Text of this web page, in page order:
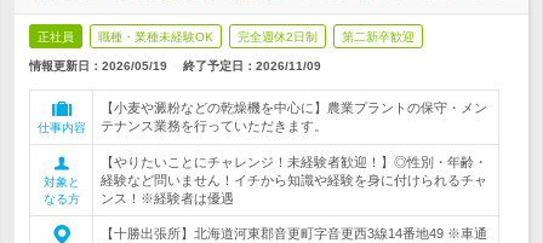
正社員 職種・業種未経験OK 完全週休2日制 第二新卒歓迎
情報更新日：2026/05/19 終了予定日： 2026/11/09
仕事内容
【小麦や澱粉などの乾燥機を中心に】農業プラントの保守・メン
テナンス業務を行っていただきます。
対象と
なる方
【やりたいことにチャレンジ！未経験者歓迎！】◎性別・年齢・
経験など問いません！イチから知識や経験を身に付けられるチャ
ンス！※経験者は優遇
【十勝出張所】北海道河東郡音更町字音更西3線14番地49 ※車通